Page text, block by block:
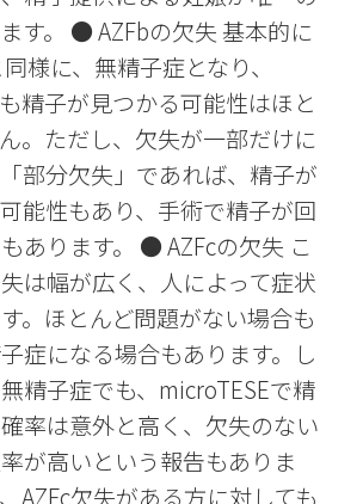
す。 ● AZFbの欠失 基本的に
様に、無精子症となり、
精子が見つかる可能性はほと
。ただし、欠失が一部だけに
部分欠失」であれば、精子が
能性もあり、手術で精子が回
あります。 ● AZFcの欠失 こ
は幅が広く、人によって症状
。ほとんど問題がない場合も
症になる場合もあります。し
精子症でも、microTESEで精
率は意外と高く、欠失のない
が高いという報告もありま
AZFc欠失がある方に対しても